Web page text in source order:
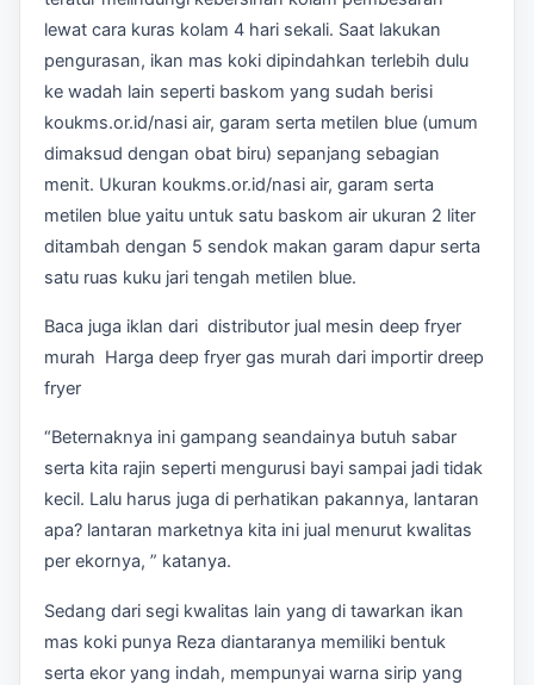
lewat cara kuras kolam 4 hari sekali. Saat lakukan
pengurasan, ikan mas koki dipindahkan terlebih dulu
ke wadah lain seperti baskom yang sudah berisi
koukms.or.id/nasi air, garam serta metilen blue (umum
dimaksud dengan obat biru) sepanjang sebagian
menit. Ukuran koukms.or.id/nasi air, garam serta
metilen blue yaitu untuk satu baskom air ukuran 2 liter
ditambah dengan 5 sendok makan garam dapur serta
satu ruas kuku jari tengah metilen blue.
Baca juga iklan dari distributor jual mesin deep fryer
murah Harga deep fryer gas murah dari importir dreep
fryer
“Beternaknya ini gampang seandainya butuh sabar
serta kita rajin seperti mengurusi bayi sampai jadi tidak
kecil. Lalu harus juga di perhatikan pakannya, lantaran
apa? lantaran marketnya kita ini jual menurut kwalitas
per ekornya, ” katanya.
Sedang dari segi kwalitas lain yang di tawarkan ikan
mas koki punya Reza diantaranya memiliki bentuk
serta ekor yang indah, mempunyai warna sirip yang